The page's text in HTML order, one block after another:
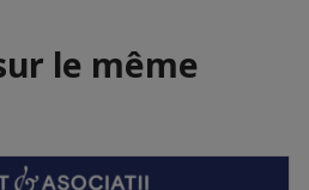
le même